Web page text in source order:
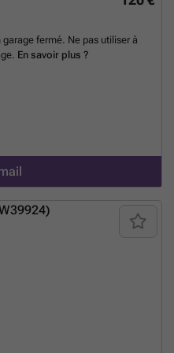
fermé. Ne pas utiliser à
En savoir plus ?